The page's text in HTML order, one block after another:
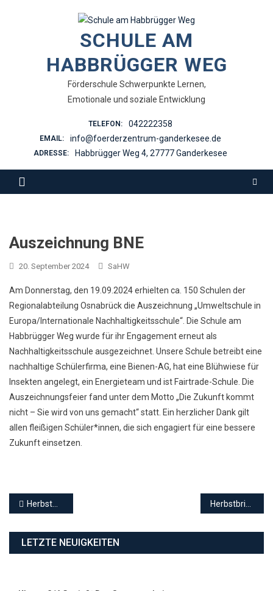
SCHULE AM
HABBRÜGGER WEG
Förderschule Schwerpunkte Lernen,
Emotionale und soziale Entwicklung
TELEFON: 042222358
EMAIL: info@foerderzentrum-ganderkesee.de
ADRESSE: Habbrügger Weg 4, 27777 Ganderkesee
Auszeichnung BNE
20. September 2024 SaHW
Am Donnerstag, den 19.09.2024 erhielten ca. 150 Schulen der
Regionalabteilung Osnabrück die Auszeichnung „Umweltschule in
Europa/Internationale Nachhaltigkeitsschule“. Die Schule am
Habbrügger Weg wurde für ihr Engagement erneut als
Nachhaltigkeitsschule ausgezeichnet. Unsere Schule betreibt eine
nachhaltige Schülerfirma, eine Bienen-AG, hat eine Blühwiese für
Insekten angelegt, ein Energieteam und ist Fairtrade-Schule. Die
Auszeichnungsfeier fand unter dem Motto „Die Zukunft kommt
nicht – Sie wird von uns gemacht“ statt. Ein herzlicher Dank gilt
allen fleißigen Schüler*innen, die sich engagiert für eine bessere
Zukunft einsetzen.
Beitragsnavigation
Herbstmarkt Ganderkesee
LETZTE NEUIGKEITEN